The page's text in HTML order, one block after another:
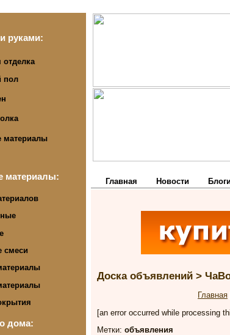
руками:
отделка
пол
материалы
материалы:
смеси
дома:
Главная Новости
Доска объявлений >
Главная
[an error occurred while processing
Метки: объявления